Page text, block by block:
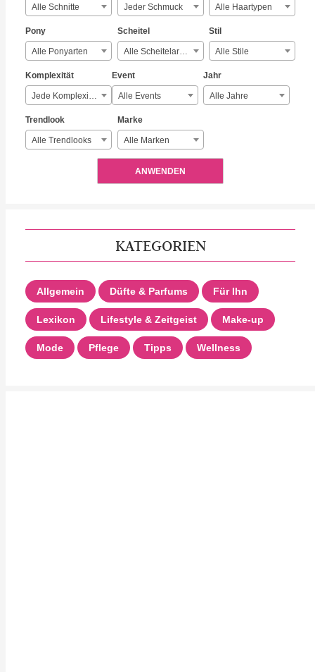
Alle Schnitte Jeder Schmuck Alle Haartypen
Pony
Alle Ponyarten
Scheitel
Alle Scheitelarten
Stil
Alle Stile
Komplexität
Jede Komplexität
Event
Alle Events
Jahr
Alle Jahre
Trendlook
Alle Trendlooks
Marke
Alle Marken
ANWENDEN
KATEGORIEN
Allgemein Düfte & Parfums Für Ihn
Lexikon Lifestyle & Zeitgeist Make-up
Mode Pflege Tipps Wellness